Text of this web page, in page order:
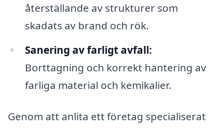
återställande av strukturer som
skadats av brand och rök.
Sanering av farligt avfall:
Borttagning och korrekt hantering av
farliga material och kemikalier.
Genom att anlita ett företag specialiserat